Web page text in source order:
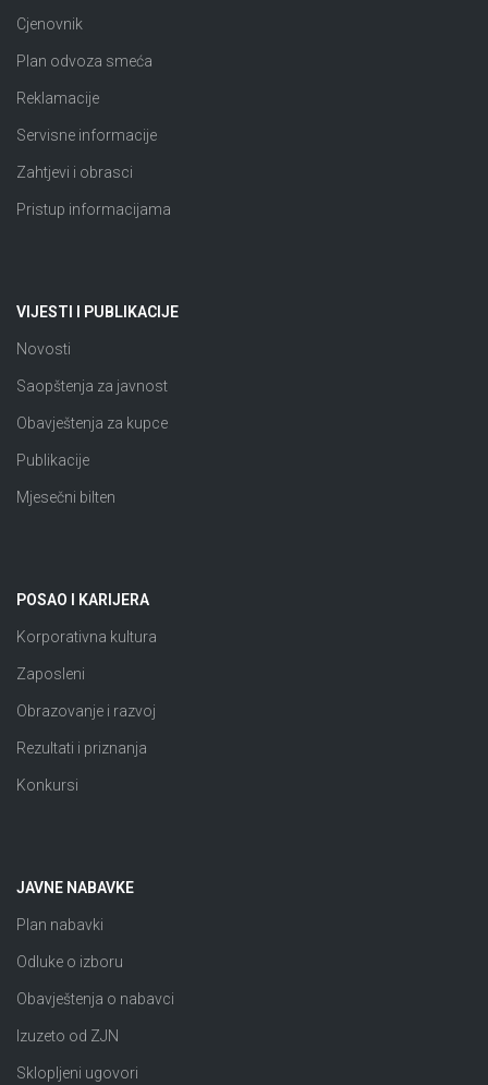
Cjenovnik
Plan odvoza smeća
Reklamacije
Servisne informacije
Zahtjevi i obrasci
Pristup informacijama
VIJESTI I PUBLIKACIJE
Novosti
Saopštenja za javnost
Obavještenja za kupce
Publikacije
Mjesečni bilten
POSAO I KARIJERA
Korporativna kultura
Zaposleni
Obrazovanje i razvoj
Rezultati i priznanja
Konkursi
JAVNE NABAVKE
Plan nabavki
Odluke o izboru
Obavještenja o nabavci
Izuzeto od ZJN
Sklopljeni ugovori